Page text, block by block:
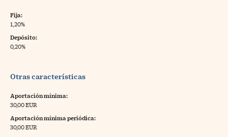
Fija:
1,20%
Depósito:
0,20%
Otras características
Aportación mínima:
30,00 EUR
Aportación mínima periódica:
30,00 EUR